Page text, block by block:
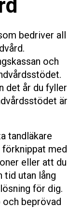
bedriver all
och
det år du fyller
är
tandläkare
med
eller att du
tid utan lång
för dig.
beprövad